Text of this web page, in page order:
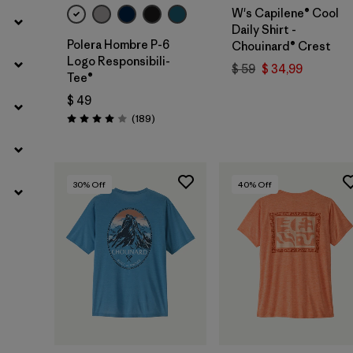
Polera Hombre P-6
Logo Responsibili-
Tee®
$ 49
Valoración: 4.0 / 5
(189Comentarios
)
W's Capilene® Cool
Daily Shirt -
Chouinard® Crest
$ 59 $ 34,99
30% Off 40% Off